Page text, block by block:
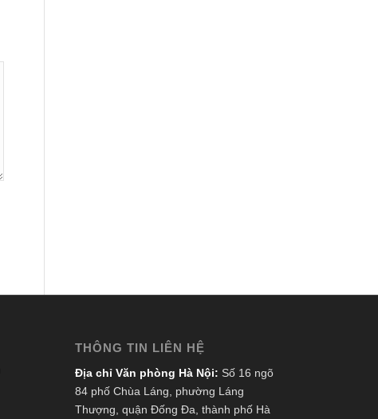
THÔNG TIN LIÊN HỆ
Địa chỉ Văn phòng Hà Nội: Số 16 ngõ
84 phố Chùa Láng, phường Láng
Thượng, quận Đống Đa, thành phố Hà